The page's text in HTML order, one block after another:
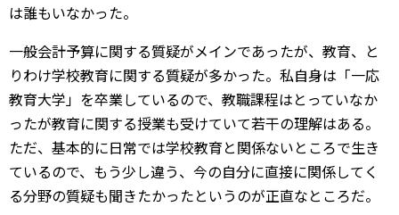
は誰もいなかった。
一般会計予算に関する質疑がメインであったが、教育、と
りわけ学校教育に関する質疑が多かった。私自身は「一応
教育大学」を卒業しているので、教職課程はとっていなか
ったが教育に関する授業も受けていて若干の理解はある。
ただ、基本的に日常では学校教育と関係ないところで生き
ているので、もう少し違う、今の自分に直接に関係してく
る分野の質疑も聞きたかったというのが正直なところだ。